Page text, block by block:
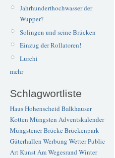
Jahrhunderthochwasser der
Wupper?
Solingen und seine Brücken
Einzug der Rollatoren!
Lurchi
mehr
Schlagwortliste
Haus Hohenscheid Balkhauser
Kotten Müngsten Adventskalender
Müngstener BrückeBrückenpark
Güterhallen Werbung WetterPublic
ArtKunstAm Wegesrand Winter